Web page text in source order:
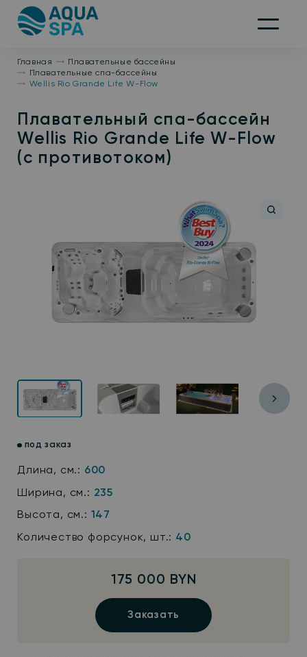
На
главную
Меню
Главная
Плавательные бассейны
Плавательные спа-бассейны
Wellis Rio Grande Life W-Flow
Плавательный спа-бассейн
Wellis Rio Grande Life W-Flow
(с противотоком)
под заказ
Длина, см.: 600
Ширина, см.: 235
Высота, см.: 147
Количество форсунок, шт.: 40
175 000 BYN
Заказать